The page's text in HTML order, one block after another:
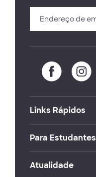
Links Rápidos
Para Estudantes
Atualidade